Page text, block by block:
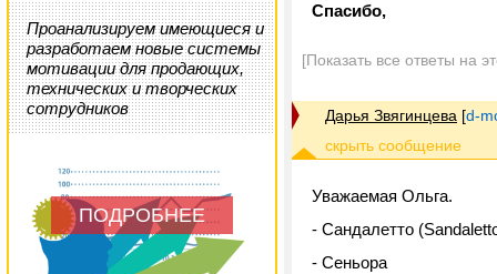
Проанализируем имеющиеся и
разработаем новые системы
мотивации для продающих,
технических и творческих
сотрудников
ПОДРОБНЕЕ
Спасибо,
[Показать все ответы на
Дарья Звягинцева [d-
Уважаемая Ольга.
- Сандалетто
- Сеньора